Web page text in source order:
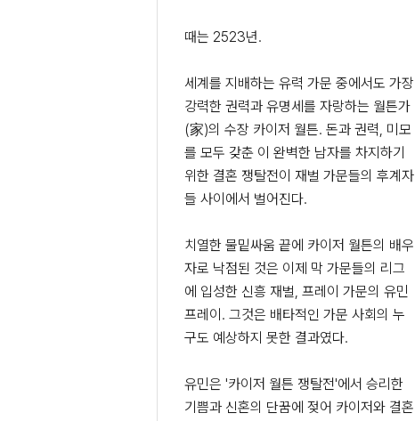
때는 2523년.
세계를 지배하는 유력 가문 중에서도 가장
강력한 권력과 유명세를 자랑하는 월튼가
(家)의 수장 카이저 월튼. 돈과 권력, 미모
를 모두 갖춘 이 완벽한 남자를 차지하기
위한 결혼 쟁탈전이 재벌 가문들의 후계자
들 사이에서 벌어진다.
치열한 물밑싸움 끝에 카이저 월튼의 배우
자로 낙점된 것은 이제 막 가문들의 리그
에 입성한 신흥 재벌, 프레이 가문의 유민
프레이. 그것은 배타적인 가문 사회의 누
구도 예상하지 못한 결과였다.
유민은 '카이저 월튼 쟁탈전'에서 승리한
기쁨과 신혼의 단꿈에 젖어 카이저와 결혼